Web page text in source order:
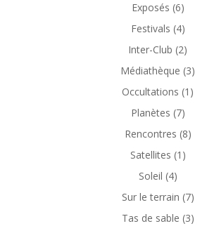
Exposés (6)
Festivals (4)
Inter-Club (2)
Médiathèque (3)
Occultations (1)
Planètes (7)
Rencontres (8)
Satellites (1)
Soleil (4)
Sur le terrain (7)
Tas de sable (3)